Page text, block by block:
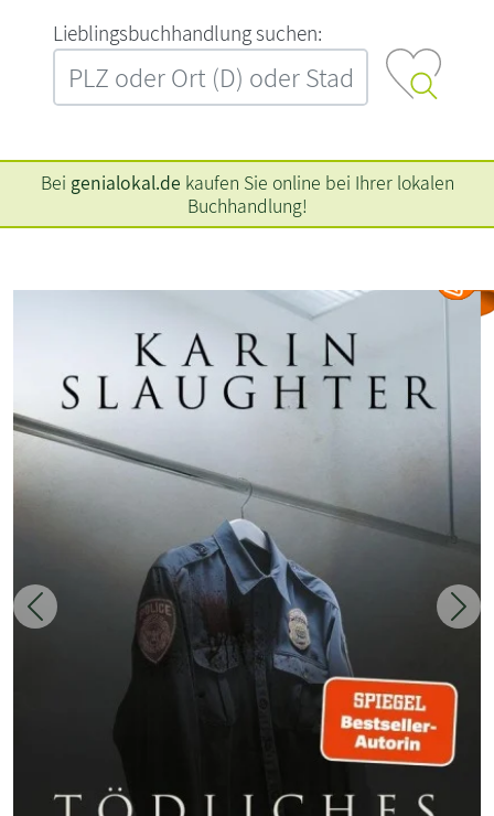
L‍i‍e‍b‍l‍i‍n‍g‍s‍b‍u‍c‍h‍h‍a‍n‍d‍l‍u‍n‍g‍ ‍s‍u‍c‍h‍e‍n‍:‍
Bei genialokal.de kaufen Sie online bei Ihrer lokalen
Buchhandlung!
Zurück